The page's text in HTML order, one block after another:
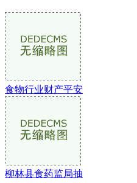
食物行业财产平安
柳林县食药监局抽